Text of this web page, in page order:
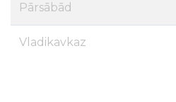
Pārsābād
Vladikavkaz